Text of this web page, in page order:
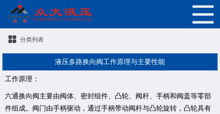
分类列表
液压多路换向阀工作原理与主要性能
工作原理：
六通换向阀主要由阀体、密封组件、凸轮、阀杆、手柄和阀盖等零部
件组成。阀门由手柄驱动，通过手柄带动阀杆与凸轮旋转，凸轮具有